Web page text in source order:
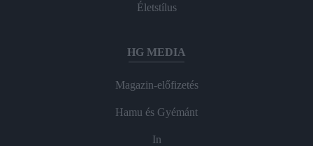
Életstílus
HG MEDIA
Magazin-előfizetés
Hamu és Gyémánt
In